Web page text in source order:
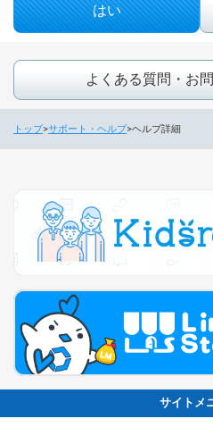
はい
よくある質問・お
トップ サポート・ヘルプ ヘルプ詳細
サイトメ